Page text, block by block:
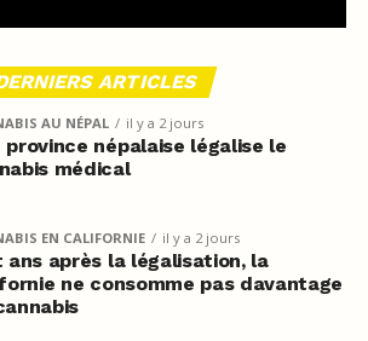
ARTICLES
AU NÉPAL il y a 2 jours
province népalaise légalise le
médical
EN CALIFORNIE il y a 2 jours
ans après la légalisation, la
ne consomme pas davantage